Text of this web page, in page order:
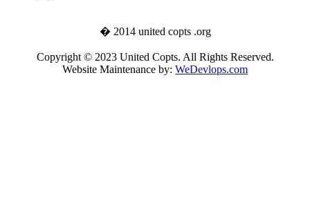
� 2014 united copts .org
Copyright © 2023 United Copts. All Rights Reserved.
Website Maintenance by: WeDevlops.com